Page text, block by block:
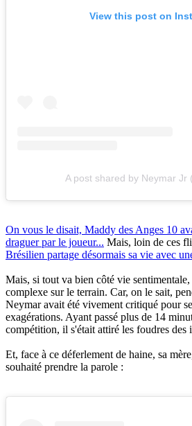
View this post on
A post shared by Neymar Jr
On vous le disait, Maddy des Anges 10
draguer par le joueur... Mais, loin de ces
Brésilien partage désormais sa vie avec
Mais, si tout va bien côté vie
complexe sur le terrain. Car, on le sait,
Neymar avait été vivement critiqué pour
exagérations. Ayant passé plus de 14
compétition, il s'était attiré les foudres des
Et, face à ce déferlement de haine, sa
souhaité prendre la parole :